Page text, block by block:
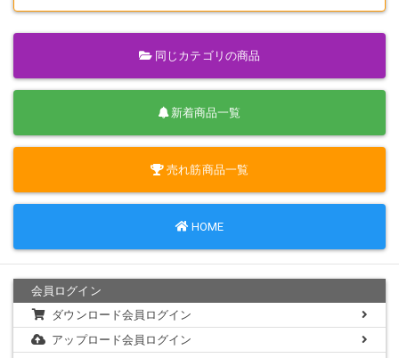
それでも隣りのリーマンはかまわずマン喰いしてるところみると、た
ぶん失うもののない常習だと思われます。
降りたあと、XXちゃんはリーマンのほうをにらみつけてましたが、Q
太郎はその隙にすたこらと退散です(笑)
ですので、本物XXでないぁ?けないという師の方々にはよだれものでし
いつまで販売できるかわかりませんので、早めにゲットしておいてく
ださい。
同じカテゴリの商品
新着商品一覧
売れ筋商品一覧
HOME
会員ログイン
ダウンロード会員ログイン
アップロード会員ログイン